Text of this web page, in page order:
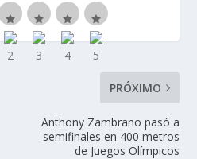
PRÓXIMO
Anthony Zambrano pasó a
semifinales en 400 metros
de Juegos Olímpicos